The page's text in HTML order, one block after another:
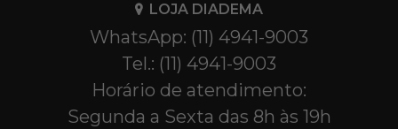
LOJA DIADEMA
WhatsApp: (11) 4941-9003
Tel.: (11) 4941-9003
Horário de atendimento:
Segunda a Sexta das 8h às 19h